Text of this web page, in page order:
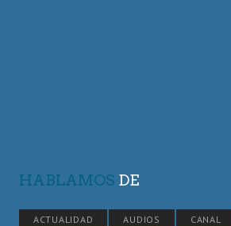
HABLAMOS DE
ACTUALIDAD AUDIOS
CANAL